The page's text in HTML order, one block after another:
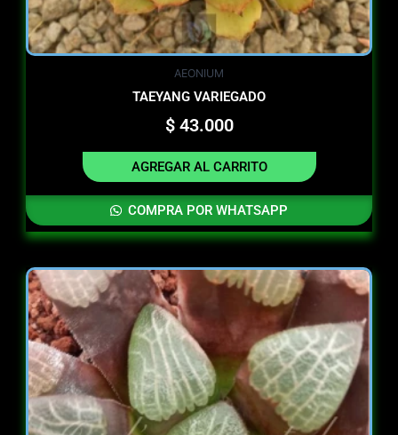
AEONIUM
TAEYANG VARIEGADO
$43.000
AGREGAR AL CARRITO
COMPRA POR WHATSAPP